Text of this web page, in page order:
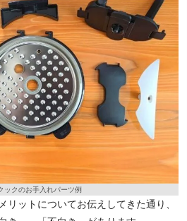
ックのお手入れパーツ例
リットについてお伝えしてきた通り、